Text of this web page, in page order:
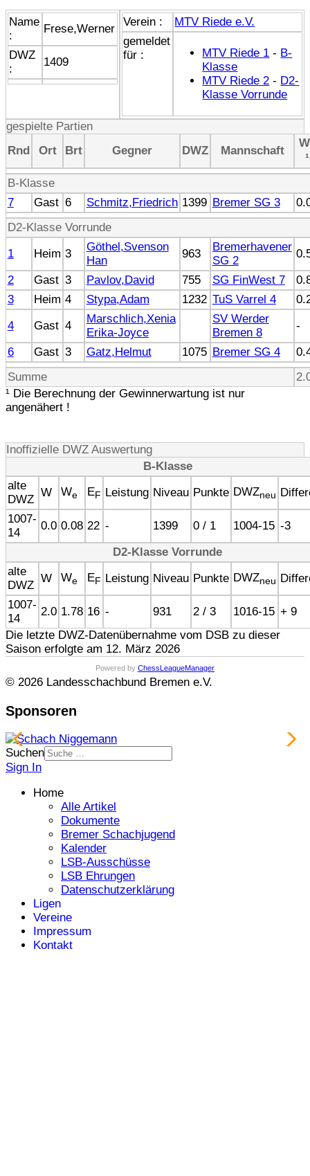
Name
:
Frese,Werner
DWZ
:
1409
Verein :
MTV Riede e.V.
gemeldet
für :
MTV Riede 1 - B-
Klasse
MTV Riede 2 - D2-
Klasse Vorrunde
gespielte Partien
Rnd
Ort Brt Gegner DWZ Mannschaft
W
¹
B-Klasse
7
Gast 6 Schmitz,Friedrich 1399 Bremer SG 3
D2-Klasse Vorrunde
1
Heim 3
Göthel,Svenson
Han
963
Bremerhavener
SG 2
2
Gast 3 Pavlov,David 755 SG FinWest 7
3
Heim 4 Stypa,Adam 1232 TuS Varrel 4
4
Gast 4
Marschlich,Xenia
Erika-Joyce
SV Werder
Bremen 8
-
6
Gast 3 Gatz,Helmut 1075 Bremer SG 4
Summe
¹ Die Berechnung der Gewinnerwartung ist nur
angenähert !
Inoffizielle DWZ Auswertung
B-Klasse
alte
DWZ
W We EF Leistung Niveau Punkte DWZneu
1007-
14
0.0 0.08 22 - 1399 0 / 1 1004-15 -3
D2-Klasse Vorrunde
alte
DWZ
W We EF Leistung Niveau Punkte DWZneu
1007-
14
2.0 1.78 16 - 931 2 / 3 1016-15 + 9
Die letzte DWZ-Datenübernahme vom DSB zu dieser
Saison erfolgte am 12. März 2026
Powered by ChessLeagueManager
© 2026 Landesschachbund Bremen e.V.
Sponsoren
Suchen
Sign In
Home
Alle Artikel
Dokumente
Bremer Schachjugend
Kalender
LSB-Ausschüsse
LSB Ehrungen
Datenschutzerklärung
Ligen
Vereine
Impressum
Kontakt